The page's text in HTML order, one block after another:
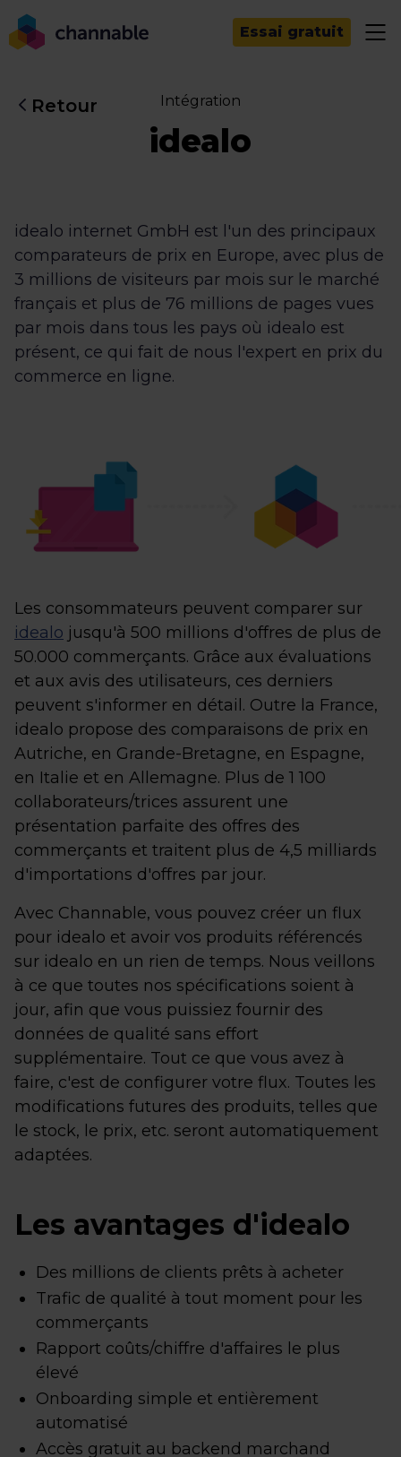
Essai gratuit
Retour Intégration
idealo
idealo internet GmbH est l'un des principaux
comparateurs de prix en Europe, avec plus de
3 millions de visiteurs par mois sur le marché
français et plus de 76 millions de pages vues
par mois dans tous les pays où idealo est
présent, ce qui fait de nous l'expert en prix du
commerce en ligne.
Les consommateurs peuvent comparer sur
idealo jusqu'à 500 millions d'offres de plus de
50.000 commerçants. Grâce aux évaluations
et aux avis des utilisateurs, ces derniers
peuvent s'informer en détail. Outre la France,
idealo propose des comparaisons de prix en
Autriche, en Grande-Bretagne, en Espagne,
en Italie et en Allemagne. Plus de 1 100
collaborateurs/trices assurent une
présentation parfaite des offres des
commerçants et traitent plus de 4,5 milliards
d'importations d'offres par jour.
Avec Channable, vous pouvez créer un flux
pour idealo et avoir vos produits référencés
sur idealo en un rien de temps. Nous veillons
à ce que toutes nos spécifications soient à
jour, afin que vous puissiez fournir des
données de qualité sans effort
supplémentaire. Tout ce que vous avez à
faire, c'est de configurer votre flux. Toutes les
modifications futures des produits, telles que
le stock, le prix, etc. seront automatiquement
adaptées.
Les avantages d'idealo
Des millions de clients prêts à acheter
Trafic de qualité à tout moment pour les
commerçants
Rapport coûts/chiffre d'affaires le plus
élevé
Onboarding simple et entièrement
automatisé
Accès gratuit au backend marchand